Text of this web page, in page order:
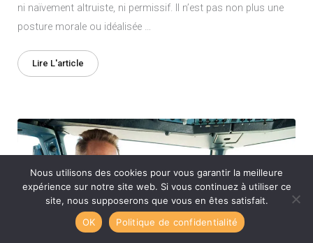
ni naïvement altruiste, ni permissif. Il n’est pas non plus une
posture morale ou idéalisée …
Lire L'article
Nous utilisons des cookies pour vous garantir la meilleure
expérience sur notre site web. Si vous continuez à utiliser ce
site, nous supposerons que vous en êtes satisfait.
OK
Politique de confidentialité